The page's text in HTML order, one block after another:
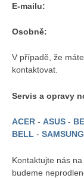
E-mailu:
Osobně:
V případě, že
kontaktovat.
Servis a opravy
ACER - ASUS -
BELL - SAMSUNG
Kontaktujte nás
budeme